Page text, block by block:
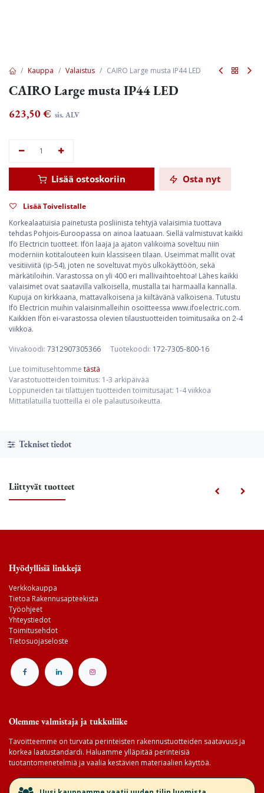
Kauppa Valaistus CAIRO Large musta IP44 LED
CAIRO Large musta IP44 LED
623,50 € sis. ALV
Lisää ostoskoriin Osta nyt
Lisää Toivelistalle
Korkealaatuisia painetusta posliinista tehtyjä valaisimia tuottava
tehdas Pohjois-Euroopassa on ainoa laatuaan. Siellä valmistuvat kaikki
Ifö Electricin tuotteet. Ifön laaja ja ajaton valikoima soveltuu niin
moderniin kotitalouteen kuin klassiseen tilaan. Useimmat mallit ovat
vesitiiviitä (ip-54), joten ne soveltuvat myös ulkokäyttöön, sekä
märkätiloihin. Varastossa on yli 400 eri mallivaihtoehtoa! Lähes kaikki
valaisimet ovat saatavilla valkoisella, mustalla tai harmaalla kannalla.
Kupuja on kirkkaana, mattavalkoisena ja kiiltävänä valkoisena. Tutustu
Ifö Electricin muihin valaisinmalleihin osoitteessa www.ifoelectric.com.
Kaikkien Ifön ei-varastossa olevien tilaustuotteiden toimitusaika on 2-4
viikkoa.
Viivakoodi: 7312907305366 Tuotekoodi: 172-7305-800-16
Lue toimitusehtomme tästä
Varastotuotteiden toimitus: 1-3 arkipäivää
Loppuneiden tai tilattujen tuotteiden toimitusajat: 1-4 viikkoa
Mittatilatuilla tuotteilla ei ole palautusoikeutta.
Tekniset tiedot
Liittyvät tuotteet
Hyödyllisiä linkkejä
Verkkokauppa
Tietoa Rakennusapteekista
Työohjeet
Yhteystiedot
Toimitusehdot
Tietosuojaseloste
Olemme valmistaja ja tukkuliike
Tavoitteemme on turvata perinteisten rakennustuotteiden saatavuus ja
korkea laatustandardi. Haluamme ylläpitää perinteisiä
tuotantomenetelmiä ja vaalia kestävien materiaalien käyttöä.